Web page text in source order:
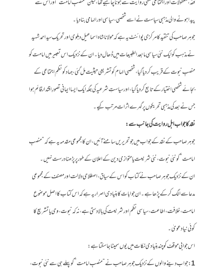
فقہ، معقولات اور اجتماعی علمی روایت سے ہونا چاہیے تھا، لیکن “منصبِ امامت” اور اس سے
پیدا ہونے والی مذہبی سیاست نے اسے شخصی، سیاسی اور الہامی بنا دیا۔
جوہر صاحب کی تنقید کا مرکزی پوائنٹ یہ ہے کہ مولانا شاہ اسماعیل دہلوی اور تحریکِ سید احمد شہید
نے مذہب کو ایک نئی سیاسی مابعدالطبیعات میں ڈھال دیا۔ ان کے نزدیک اس تعبیر میں امامت کو
منصبِ نبوت کے قریب کر دیا گیا، شخصی الہام کو تشریعی حیثیت مل گئی، جہاد کو نظمِ اجتماعی کے
بجائے شخصی اختیار کے تابع کر دیا گیا، اور سیاستِ شرعیہ کی جگہ ایک ایسا ایمانی تصورِ اقتدار قائم ہوا
جس نے بعد کی مذہبی تحریکوں پر گہرے اثرات مرتب کیے۔
نقد کا جواب اہل روایت کی جانب سے:
جوہر صاحب کے نقد کے جواب میں جو تحریریں سامنے آئیں، ان کا مجموعی مقدمہ یہ ہے کہ “منصبِ
امامت” کو نئی نبوت، نئی شریعت یا متوازی دین کے اعلان کے طور پر پڑھنا درست نہیں۔
ان کے نزدیک جوہر صاحب نے کتاب کو اس کے سیاق، اصطلاحی دلالت اور مصنف کے مجموعی
مدعا سے الگ کر کے پڑھا ہے۔ ان جوابات کا بنیادی اصرار یہ ہے کہ اس کتاب کا اصل موضوع
امامت، خلافت، اطاعت، سیاسی نظم اور شریعت کی بالادستی ہے، نہ کہ نبوت، وحی یا تشریع کا
کوئی نیا دعویٰ۔
اس جوابی موقف کو چند بنیادی نکات میں یوں سمیٹا جا سکتا ہے:
1: جواب دینے والوں کے نزدیک جوہر صاحب نے “منصبِ امامت” کو پہلے ہی سے نئی نبوت،